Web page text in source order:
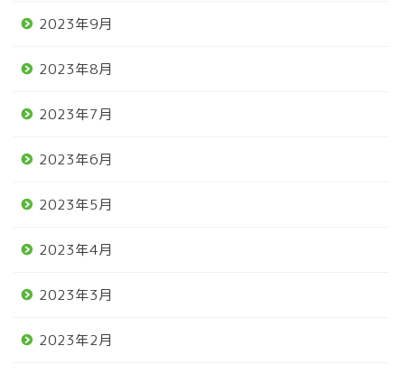
2023年9月
2023年8月
2023年7月
2023年6月
2023年5月
2023年4月
2023年3月
2023年2月